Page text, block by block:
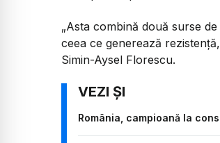
„Asta combină două surse
ceea ce generează
Simin-Aysel Florescu.
România, campioană la